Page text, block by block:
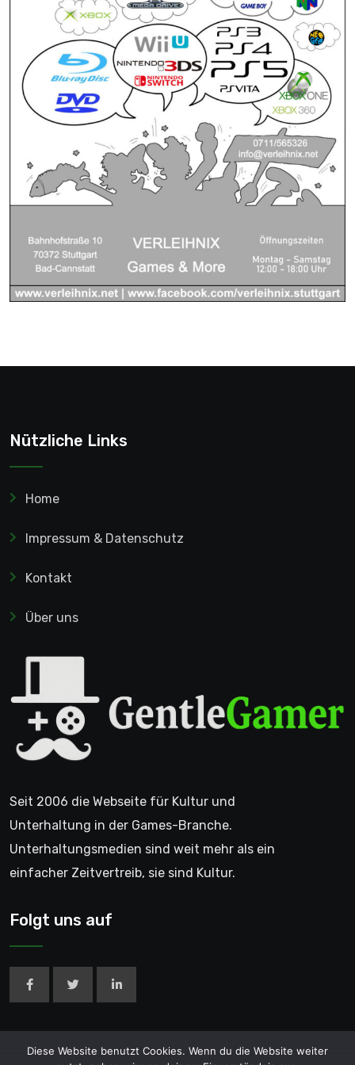
Nützliche Links
Home
Impressum & Datenschutz
Kontakt
Über uns
Seit 2006 die Webseite für Kultur und
Unterhaltung in der Games-Branche.
Unterhaltungsmedien sind weit mehr als ein
einfacher Zeitvertreib, sie sind Kultur.
Folgt uns auf
Diese Website benutzt Cookies. Wenn du die Website weiter